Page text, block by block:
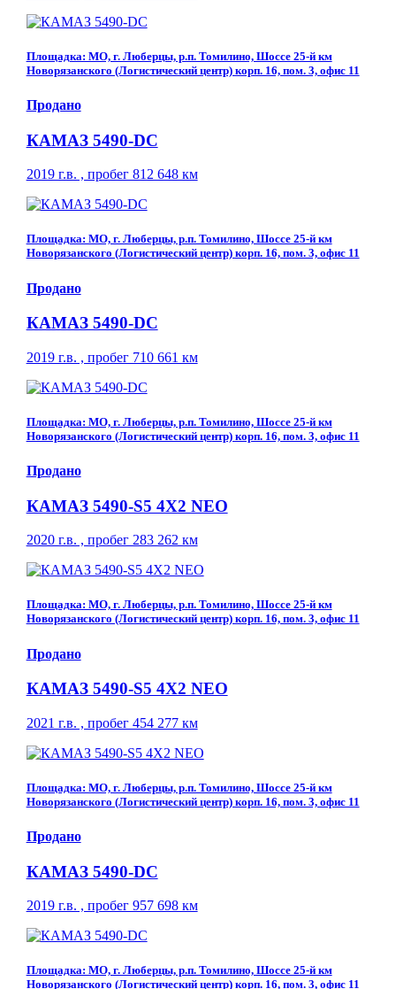
Площадка: МО, г. Люберцы, р.п. Томилино, Шоссе 25-й км
Новорязанского (Логистический центр) корп. 16, пом. 3, офис 11
Продано
КАМАЗ 5490-DC
2019 г.в. , пробег 812 648 км
Площадка: МО, г. Люберцы, р.п. Томилино, Шоссе 25-й км
Новорязанского (Логистический центр) корп. 16, пом. 3, офис 11
Продано
КАМАЗ 5490-DC
2019 г.в. , пробег 710 661 км
Площадка: МО, г. Люберцы, р.п. Томилино, Шоссе 25-й км
Новорязанского (Логистический центр) корп. 16, пом. 3, офис 11
Продано
КАМАЗ 5490-S5 4Х2 NEO
2020 г.в. , пробег 283 262 км
Площадка: МО, г. Люберцы, р.п. Томилино, Шоссе 25-й км
Новорязанского (Логистический центр) корп. 16, пом. 3, офис 11
Продано
КАМАЗ 5490-S5 4Х2 NEO
2021 г.в. , пробег 454 277 км
Площадка: МО, г. Люберцы, р.п. Томилино, Шоссе 25-й км
Новорязанского (Логистический центр) корп. 16, пом. 3, офис 11
Продано
КАМАЗ 5490-DC
2019 г.в. , пробег 957 698 км
Площадка: МО, г. Люберцы, р.п. Томилино, Шоссе 25-й км
Новорязанского (Логистический центр) корп. 16, пом. 3, офис 11